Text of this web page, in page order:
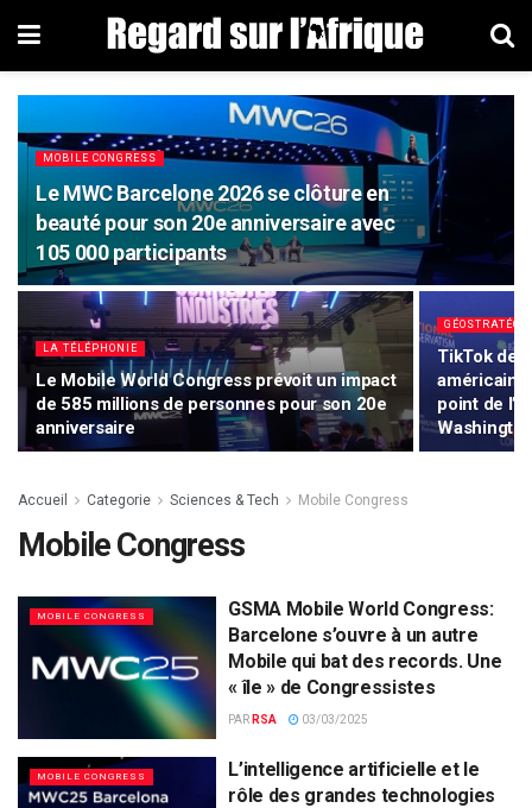
MOBILE CONGRESS
Le MWC Barcelone 2026 se clôture en
beauté pour son 20e anniversaire avec
105 000 participants
LA TÉLÉPHONIE
Le Mobile World Congress prévoit un impact
de 585 millions de personnes pour son 20e
anniversaire
TikTok
américain:
point de
Accueil Categorie Sciences & Tech Mobile Congress
Mobile Congress
MOBILE CONGRESS
GSMA Mobile World Congress:
Barcelone s’ouvre à un autre
Mobile qui bat des records. Une
« île » de Congressistes
PAR RSA 03/03/2025
MOBILE CONGRESS
L’intelligence artificielle et le
rôle des grandes technologies